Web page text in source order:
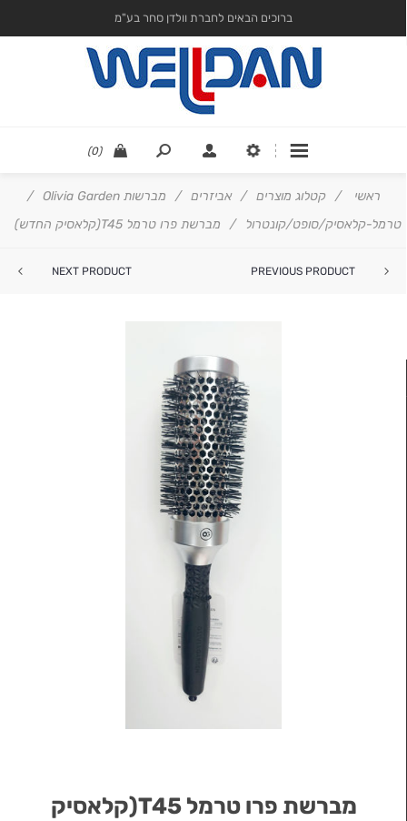
ברוכים הבאים לחברת וולדן סחר בע"מ
(0)
ראשי / קטלוג מוצרים / אביזרים / מברשות Olivia Garden
/
טרמל-קלאסיק/סופט/קונטרול / מברשת פרו טרמל T45(קלאסיק החדש)
PREVIOUS PRODUCT
NEXT PRODUCT
מברשת פרו טרמל T45(קלאסיק